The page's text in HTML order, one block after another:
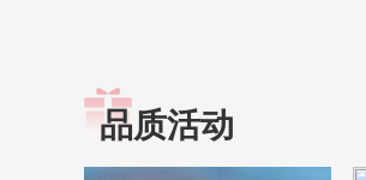
品质活动